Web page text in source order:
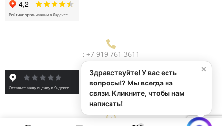
: +7 919 761 3611
×
Здравствуйте! У вас есть
вопросы!? Мы всегда на
связи. Кликните, чтобы нам
написать!